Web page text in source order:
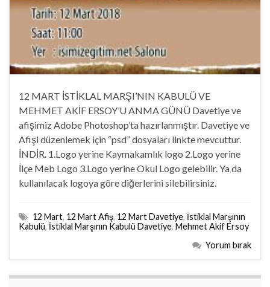
12 MART İSTİKLAL MARŞI’NIN KABULÜ VE
MEHMET AKİF ERSOY’U ANMA GÜNÜ Davetiye ve
afişimiz Adobe Photoshop’ta hazırlanmıştır. Davetiye ve
Afişi düzenlemek için “psd” dosyaları linkte mevcuttur.
İNDİR. 1.Logo yerine Kaymakamlık logo 2.Logo yerine
İlçe Meb Logo 3.Logo yerine Okul Logo gelebilir. Ya da
kullanılacak logoya göre diğerlerini silebilirsiniz.
12 Mart, 12 Mart Afiş, 12 Mart Davetiye, İstiklal Marşının
Kabulü, İstiklal Marşının Kabulü Davetiye, Mehmet Akif Ersoy
Yorum bırak